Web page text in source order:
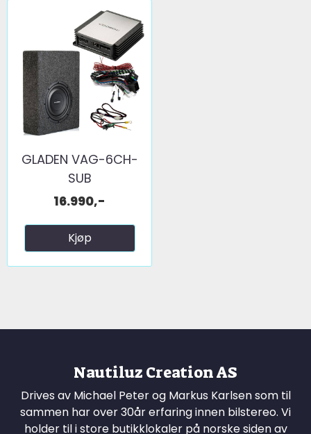
GLADEN VAG-6CH-
SUB
16.990,-
Kjøp
Nautiluz Creation AS
Drives av Michael Peter og Markus Karlsen som til
sammen har over 30år erfaring innen bilstereo. Vi
holder til i store butikklokaler på norske siden av